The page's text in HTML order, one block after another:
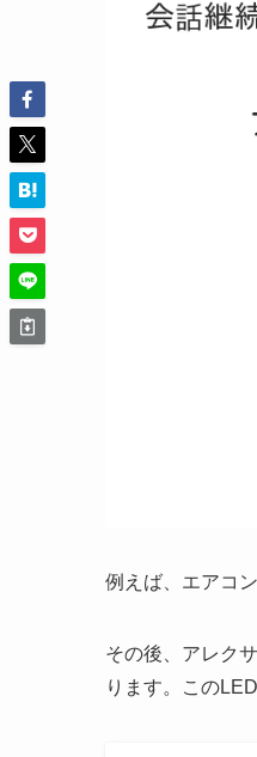
例えば、エアコ
その後、アレク
ります。この